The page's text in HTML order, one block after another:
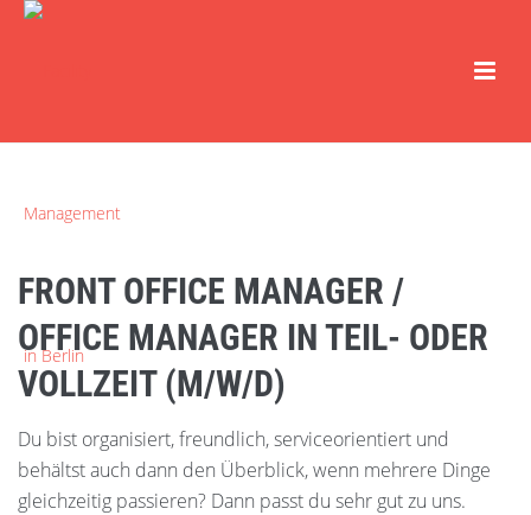
FRONT OFFICE MANAGER /
OFFICE MANAGER IN TEIL- ODER
VOLLZEIT (M/W/D)
Du bist organisiert, freundlich, serviceorientiert und
behältst auch dann den Überblick, wenn mehrere Dinge
gleichzeitig passieren? Dann passt du sehr gut zu uns.